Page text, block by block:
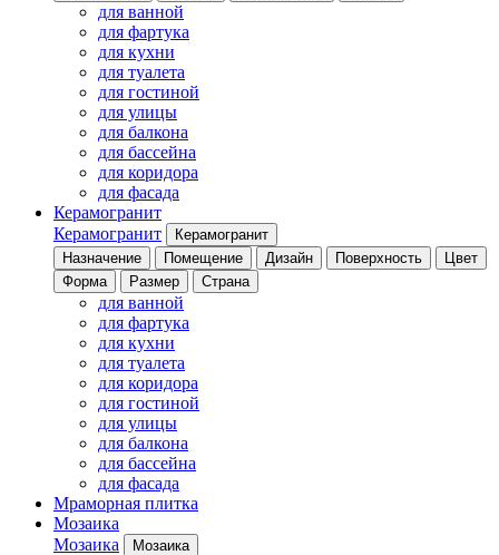
для ванной
для фартука
для кухни
для туалета
для гостиной
для улицы
для балкона
для бассейна
для коридора
для фасада
Керамогранит
Керамогранит
Керамогранит
Назначение
Помещение Дизайн Поверхность
Цвет
Форма
Размер Страна
для ванной
для фартука
для кухни
для туалета
для коридора
для гостиной
для улицы
для балкона
для бассейна
для фасада
Мраморная плитка
Мозаика
Мозаика
Мозаика